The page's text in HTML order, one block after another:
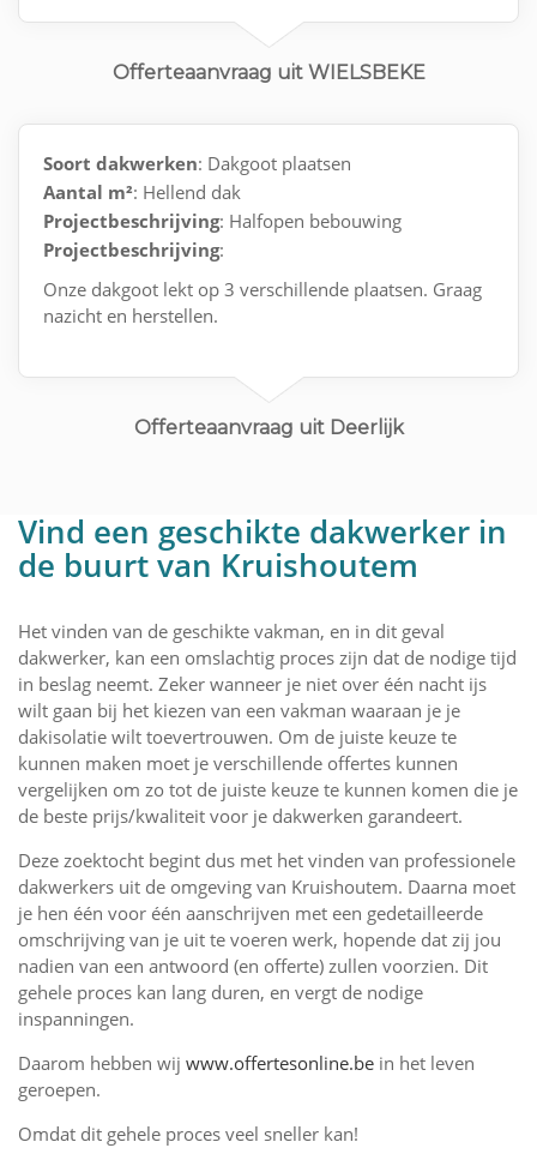
Offerteaanvraag uit WIELSBEKE
Soort dakwerken: Dakgoot plaatsen
Aantal m²: Hellend dak
Projectbeschrijving: Halfopen bebouwing
Projectbeschrijving:
Onze dakgoot lekt op 3 verschillende plaatsen. Graag
nazicht en herstellen.
Offerteaanvraag uit Deerlijk
Vind een geschikte dakwerker in
de buurt van Kruishoutem
Het vinden van de geschikte vakman, en in dit geval
dakwerker, kan een omslachtig proces zijn dat de nodige tijd
in beslag neemt. Zeker wanneer je niet over één nacht ijs
wilt gaan bij het kiezen van een vakman waaraan je je
dakisolatie wilt toevertrouwen. Om de juiste keuze te
kunnen maken moet je verschillende offertes kunnen
vergelijken om zo tot de juiste keuze te kunnen komen die je
de beste prijs/kwaliteit voor je dakwerken garandeert.
Deze zoektocht begint dus met het vinden van professionele
dakwerkers uit de omgeving van Kruishoutem. Daarna moet
je hen één voor één aanschrijven met een gedetailleerde
omschrijving van je uit te voeren werk, hopende dat zij jou
nadien van een antwoord (en offerte) zullen voorzien. Dit
gehele proces kan lang duren, en vergt de nodige
inspanningen.
Daarom hebben wij www.offertesonline.be in het leven
geroepen.
Omdat dit gehele proces veel sneller kan!